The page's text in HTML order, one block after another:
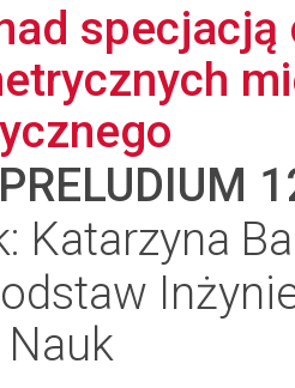
PRELUDIUM
Katarzyna